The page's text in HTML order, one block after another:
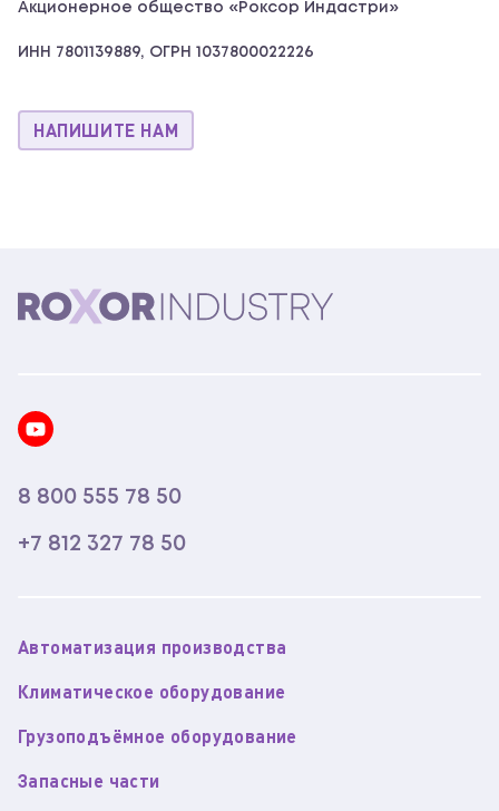
Акционерное общество «Роксор Индастри»
ИНН 7801139889, ОГРН 1037800022226
НАПИШИТЕ НАМ
8 800 555 78 50
+7 812 327 78 50
Автоматизация производства
Климатическое оборудование
Грузоподъёмное оборудование
Запасные части